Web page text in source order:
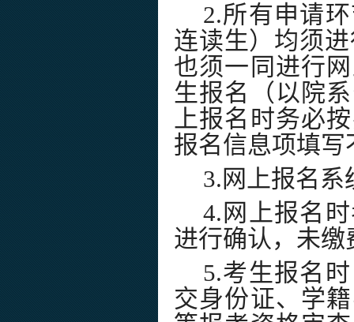
2.所有申请
连读生）均须
也须一同进行
生报名（以院
上报名时务必
报名信息项填
3. 网上报名
4. 网上报名
进行确认，未
5.考生报名
交身份证、学